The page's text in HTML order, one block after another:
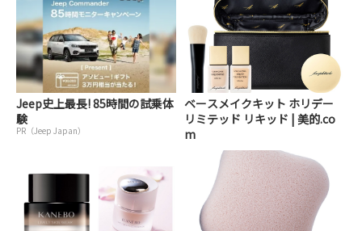
Jeep史上最長! 85時間の試乗体
験
PR（Jeep Japan）
ベースメイクキット ホリデー
リミテッド リキッド | 美的.co
m